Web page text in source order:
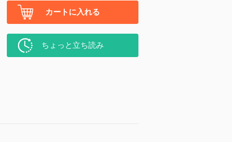
カートに入れる
ちょっと立ち読み